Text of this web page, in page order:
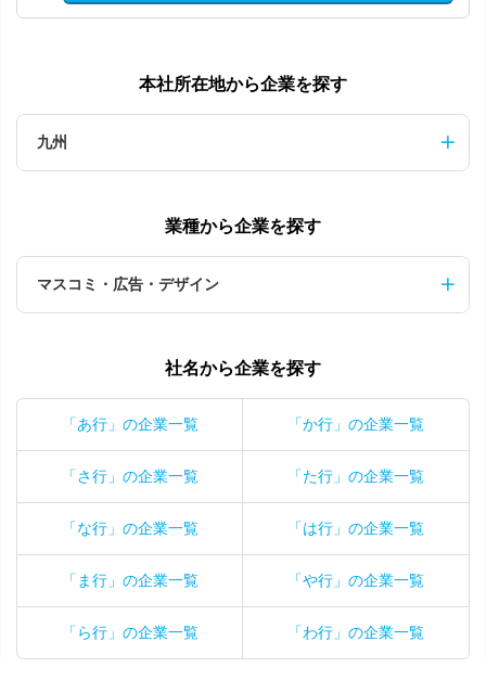
本社所在地から企業を探す
九州
業種から企業を探す
マスコミ・広告・デザイン
社名から企業を探す
「あ行」の企業一覧 「か行」の企業一覧
「さ行」の企業一覧 「た行」の企業一覧
「な行」の企業一覧 「は行」の企業一覧
「ま行」の企業一覧 「や行」の企業一覧
「ら行」の企業一覧 「わ行」の企業一覧